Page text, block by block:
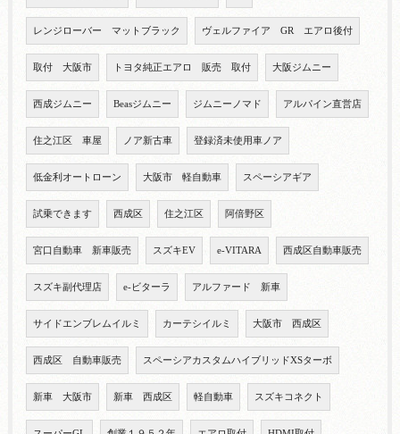
レンジローバー マットブラック ヴェルファイア GR エアロ後付
取付 大阪市 トヨタ純正エアロ 販売 取付 大阪ジムニー
西成ジムニー Beasジムニー ジムニーノマド アルパイン直営店
住之江区 車屋 ノア新古車 登録済未使用車ノア
低金利オートローン 大阪市 軽自動車 スペーシアギア
試乗できます 西成区 住之江区 阿倍野区
宮口自動車 新車販売 スズキEV e-VITARA 西成区自動車販売
スズキ副代理店 e-ビターラ アルファード 新車
サイドエンブレムイルミ カーテシイルミ 大阪市 西成区
西成区 自動車販売 スペーシアカスタムハイブリッドXSターボ
新車 大阪市 新車 西成区 軽自動車 スズキコネクト